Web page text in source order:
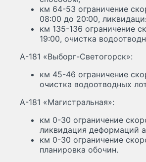
км 64-53 ограничение
08:00 до 20:00,
км 135-136 ограничение
19:00, очистка
А-181 «Выборг-Светогорск»:
км 45-46 ограничение
очистка водоотводных
А-181 «Магистральная»:
км 0-30 ограничение
ликвидация деформаций
км 0-30 ограничение
планировка обочин.